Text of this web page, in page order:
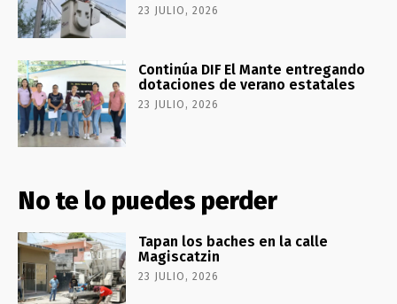
23 JULIO, 2026
Continúa DIF El Mante entregando
dotaciones de verano estatales
23 JULIO, 2026
No te lo puedes perder
Tapan los baches en la calle
Magiscatzin
23 JULIO, 2026